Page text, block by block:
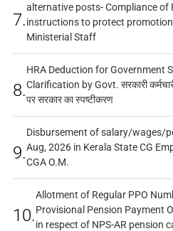
7.
alternative posts- Compliance of
instructions to protect
Ministerial Staff
8.
HRA Deduction for Government
Clarification by Govt. सरकारी
पर सरकार का स्पष्टीकरण
9.
Disbursement of salary/wages/
Aug, 2026 in Kerala State CG
CGA O.M.
10.
Allotment of Regular PPO
Provisional Pension Payment
in respect of NPS-AR pension